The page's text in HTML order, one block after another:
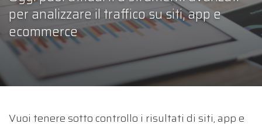
per analizzare il traffico su siti, app e
ecommerce
Vuoi tenere sotto controllo i risultati di siti, app e